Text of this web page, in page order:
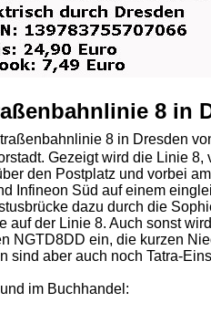
8 in
8 in Dresden
Gezeigt wird die Linie
den Postplatz und vorbei
Infineon Süd auf einem
dazu durch die
auf der Linie 8. Auch sonst
NGTD8DD ein, die kurzen
sind aber auch noch Tatra-
im Buchhandel: